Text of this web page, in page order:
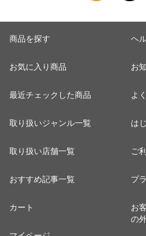
商品を探す
お気に入り商品
最近チェックした商品
取り扱いジャンル一覧
取り扱い店舗一覧
おすすめ記事一覧
カート
ヘ
お
よ
は
ご
プ
お
の